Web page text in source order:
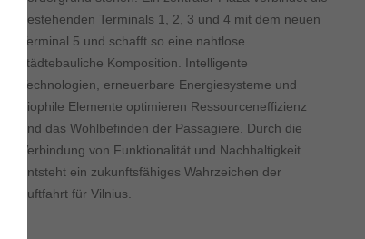
bestehenden Terminals 1, 2, 3 und 4 mit dem neuen
Terminal 5 und schafft so eine nahtlose
städtebauliche Komposition. Intelligente
Technologien, erneuerbare Energiesysteme und
biophile Elemente optimieren Ressourceneffizienz
und das Wohlbefinden der Passagiere. Durch die
Verbindung von Funktionalität und Nachhaltigkeit
entsteht ein zukunftsfähiges Wahrzeichen der
Luftfahrt für Vilnius.